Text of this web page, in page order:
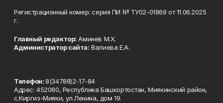
Регистрационный номер: серия ПИ № ТУ02-01869 от 11.06.2025
г.
Главный редактор: Аминев М.Х.
Администратор сайта: Валиева Е.А.
Телефон:8(34788)2-17-84
Адрес: 452080, Республика Башкортостан, Миякинский район,
с.Киргиз-Мияки, ул.Ленина, дом 19.